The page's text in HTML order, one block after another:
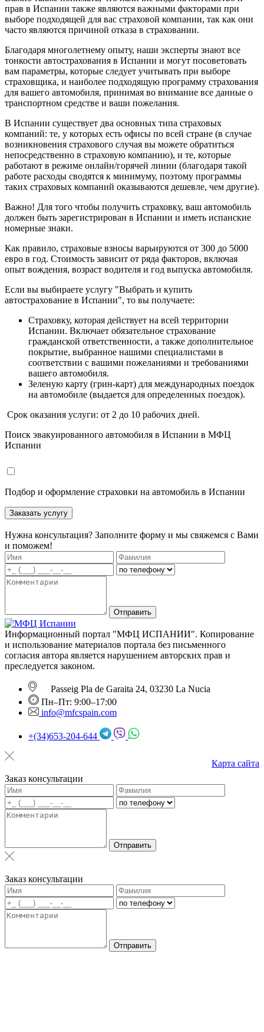
прав в Испании также являются важными факторами при
выборе подходящей для вас страховой компании, так как они
часто являются причиной отказа в страховании.
Благодаря многолетнему опыту, наши эксперты знают все
тонкости автострахования в Испании и могут посоветовать
вам параметры, которые следует учитывать при выборе
страховщика, и наиболее подходящую программу страхования
для вашего автомобиля, принимая во внимание все данные о
транспортном средстве и ваши пожелания.
В Испании существует два основных типа страховых
компаний: те, у которых есть офисы по всей стране (в случае
возникновения страхового случая вы можете обратиться
непосредственно в страховую компанию), и те, которые
работают в режиме онлайн/горячей линии (благодаря такой
работе расходы сводятся к минимуму, поэтому программы
таких страховых компаний оказываются дешевле, чем другие).
Важно! Для того чтобы получить страховку, ваш автомобиль
должен быть зарегистрирован в Испании и иметь испанские
номерные знаки.
Как правило, страховые взносы варьируются от 300 до 5000
евро в год. Стоимость зависит от ряда факторов, включая
опыт вождения, возраст водителя и год выпуска автомобиля.
Если вы выбираете услугу "Выбрать и купить
автострахование в Испании", то вы получаете:
Страховку, которая действует на всей территории
Испании. Включает обязательное страхование
гражданской ответственности, а также дополнительное
покрытие, выбранное нашими специалистами в
соответствии с вашими пожеланиями и требованиями
вашего автомобиля.
Зеленую карту (грин-карт) для международных поездок
на автомобиле (выдается для определенных поездок).
Срок оказания услуги: от 2 до 10 рабочих дней.
Поиск эвакуированного автомобиля в Испании в МФЦ
Испании
Подбор и оформление страховки на автомобиль в Испании
Заказать услугу
Нужна консультация? Заполните форму и мы свяжемся с Вами
и поможем!
Отправить
Информационный портал "МФЦ ИСПАНИИ". Копирование
и использование материалов портала без письменного
согласия автора является нарушением авторских прав и
преследуется законом.
Passeig Pla de Garaita 24, 03230 La Nucia
Пн–Пт: 9:00–17:00
info@mfcspain.com
+(34)653-204-644
Карта сайта
Заказ консультации
Отправить
Заказ консультации
Отправить